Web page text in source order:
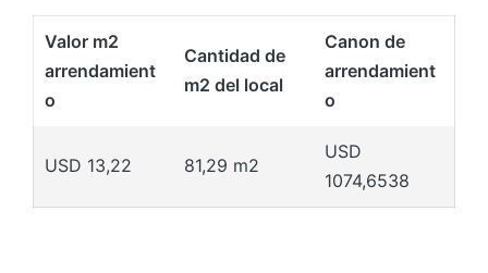
Valor m2
arrendamient
o
Cantidad de
m2 del local
Canon de
arrendamient
o
USD 13,22 81,29 m2
USD
1074,6538